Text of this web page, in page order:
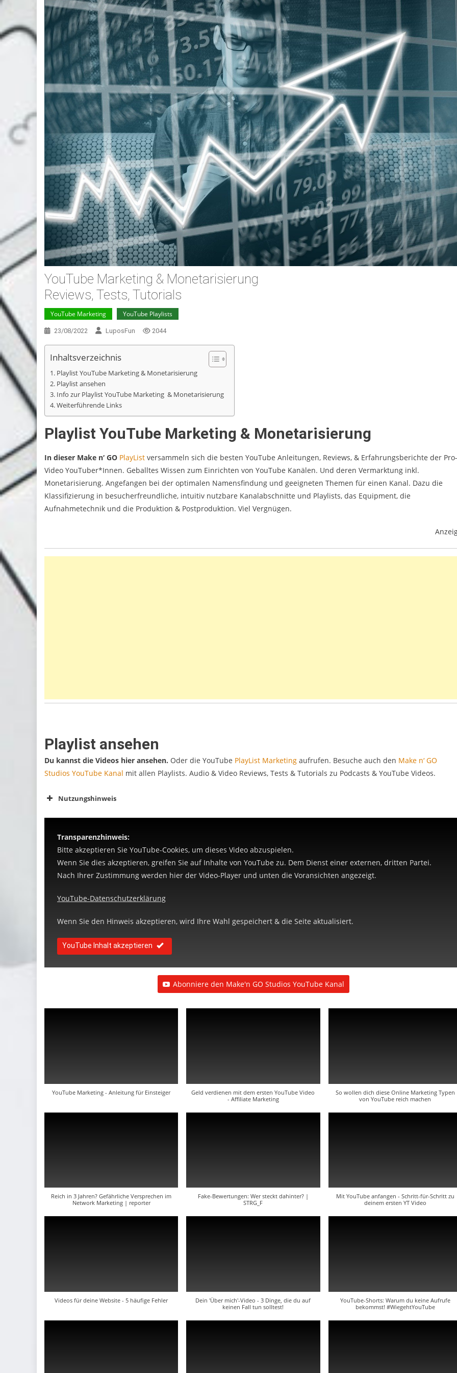
YouTube Marketing & Monetarisierung
Reviews, Tests, Tutorials
YouTube Marketing YouTube Playlists
23/08/2022 LuposFun 2044
Inhaltsverzeichnis
Playlist YouTube Marketing & Monetarisierung
Playlist ansehen
Info zur Playlist YouTube Marketing & Monetarisierung
Weiterführende Links
Playlist YouTube Marketing & Monetarisierung
In dieser Make n‘ GO PlayList versammeln sich die besten YouTube Anleitungen, Reviews, & Erfahrungsberichte der Pro-
Video YouTuber*Innen. Geballtes Wissen zum Einrichten von YouTube Kanälen. Und deren Vermarktung inkl.
Monetarisierung. Angefangen bei der optimalen Namensfindung und geeigneten Themen für einen Kanal. Dazu die
Klassifizierung in besucherfreundliche, intuitiv nutzbare Kanalabschnitte und Playlists, das Equipment, die
Aufnahmetechnik und die Produktion & Postproduktion. Viel Vergnügen.
Playlist ansehen
Du kannst die Videos hier ansehen. Oder die YouTube PlayList Marketing aufrufen. Besuche auch den Make n‘ GO
Studios YouTube Kanal mit allen Playlists. Audio & Video Reviews, Tests & Tutorials zu Podcasts & YouTube Videos.
Nutzungshinweis
Transparenzhinweis:
Bitte akzeptieren Sie YouTube-Cookies, um dieses Video abzuspielen.
Wenn Sie dies akzeptieren, greifen Sie auf Inhalte von YouTube zu. Dem Dienst einer externen, dritten Partei.
Nach Ihrer Zustimmung werden hier der Video-Player und unten die Voransichten angezeigt.
YouTube-Datenschutzerklärung
Wenn Sie den Hinweis akzeptieren, wird Ihre Wahl gespeichert & die Seite aktualisiert.
YouTube Inhalt akzeptieren
Abonniere den Make'n GO Studios YouTube Kanal
YouTube Marketing - Anleitung für Einsteiger
Geld verdienen mit dem ersten YouTube Video
- Affiliate Marketing
So wollen dich diese Online Marketing Typen
von YouTube reich machen
Reich in 3 Jahren? Gefährliche Versprechen im
Network Marketing | reporter
Fake-Bewertungen: Wer steckt dahinter? |
STRG_F
Mit YouTube anfangen - Schritt-für-Schritt zu
deinem ersten YT Video
Videos für deine Website - 5 häufige Fehler
Dein 'Über mich'-Video - 3 Dinge, die du auf
keinen Fall tun solltest!
YouTube-Shorts: Warum du keine Aufrufe
bekommst! #WiegehtYouTube